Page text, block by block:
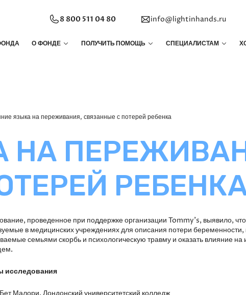
8 800 511 04 80 info@lightinhands.ru
О ФОНДЕ ПОЛУЧИТЬ ПОМОЩЬ СПЕЦИАЛИСТАМ
языка на переживания, связанные с потерей ребенка
НА
проведенное при поддержке организации Tommy’s, выявило,
в медицинских учреждениях для описания потери беременности,
семьями скорбь и психологическую травму и оказать влияние на
исследования